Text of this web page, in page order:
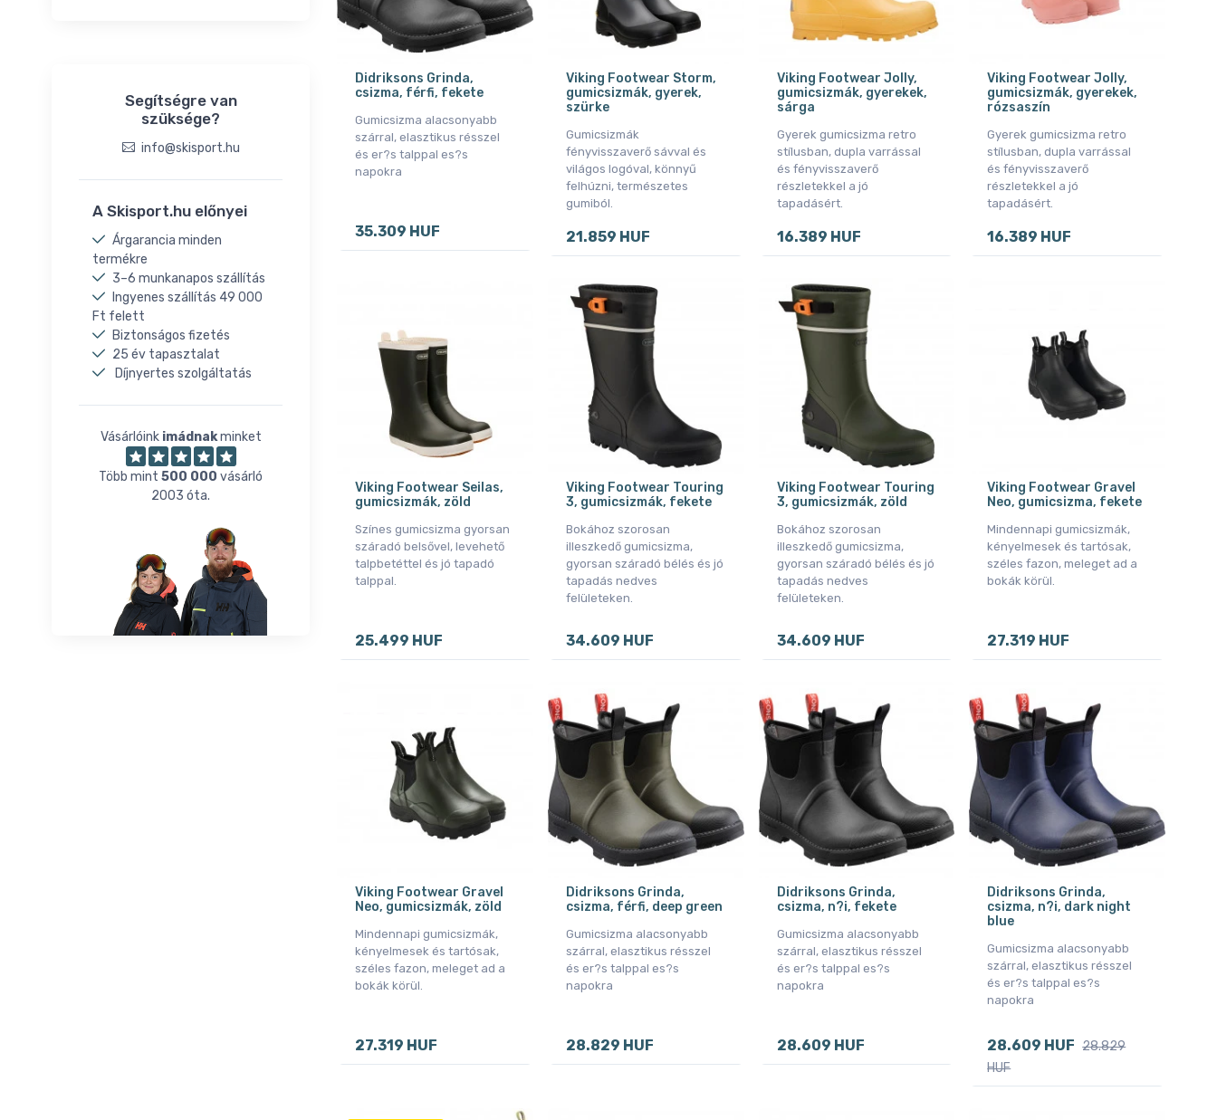
43
44
45
46
48
Segítségre van
szüksége?
info@skisport.hu
A Skisport.hu előnyei
Árgarancia minden
termékre
3–6 munkanapos szállítás
Ingyenes szállítás 49 000
Ft felett
Biztonságos fizetés
25 év tapasztalat
Díjnyertes szolgáltatás
Vásárlóink imádnakminket
Több mint 500 000 vásárló
2003 óta.
Didriksons Grinda,
csizma, férfi, fekete
Gumicsizma alacsonyabb
szárral, elasztikus résszel
és er?s talppal es?s
napokra
35.309 HUF
Viking Footwear Storm,
gumicsizmák, gyerek,
szürke
Gumicsizmák
fényvisszaverő sávval és
világos logóval, könnyű
felhúzni, természetes
gumiból.
21.859 HUF
Viking Footwear Jolly,
gumicsizmák, gyerekek,
sárga
Gyerek gumicsizma retro
stílusban, dupla varrással
és fényvisszaverő
részletekkel a jó
tapadásért.
16.389 HUF
Viking Footwear Jolly,
gumicsizmák, gyerekek,
rózsaszín
Gyerek gumicsizma retro
stílusban, dupla varrással
és fényvisszaverő
részletekkel a jó
tapadásért.
16.389 HUF
Viking Footwear Seilas,
gumicsizmák, zöld
Színes gumicsizma gyorsan
száradó belsővel, levehető
talpbetéttel és jó tapadó
talppal.
25.499 HUF
Viking Footwear Touring
3, gumicsizmák, fekete
Bokához szorosan
illeszkedő gumicsizma,
gyorsan száradó bélés és jó
tapadás nedves
felületeken.
34.609 HUF
Viking Footwear Touring
3, gumicsizmák, zöld
Bokához szorosan
illeszkedő gumicsizma,
gyorsan száradó bélés és jó
tapadás nedves
felületeken.
34.609 HUF
Viking Footwear Gravel
Neo, gumicsizma, fekete
Mindennapi gumicsizmák,
kényelmesek és tartósak,
széles fazon, meleget ad a
bokák körül.
27.319 HUF
Viking Footwear Gravel
Neo, gumicsizmák, zöld
Mindennapi gumicsizmák,
kényelmesek és tartósak,
széles fazon, meleget ad a
bokák körül.
27.319 HUF
Didriksons Grinda,
csizma, férfi, deep green
Gumicsizma alacsonyabb
szárral, elasztikus résszel
és er?s talppal es?s
napokra
28.829 HUF
Didriksons Grinda,
csizma, n?i, fekete
Gumicsizma alacsonyabb
szárral, elasztikus résszel
és er?s talppal es?s
napokra
28.609 HUF
Didriksons Grinda,
csizma, n?i, dark night
blue
Gumicsizma alacsonyabb
szárral, elasztikus résszel
és er?s talppal es?s
napokra
28.609 HUF 28.829
HUF